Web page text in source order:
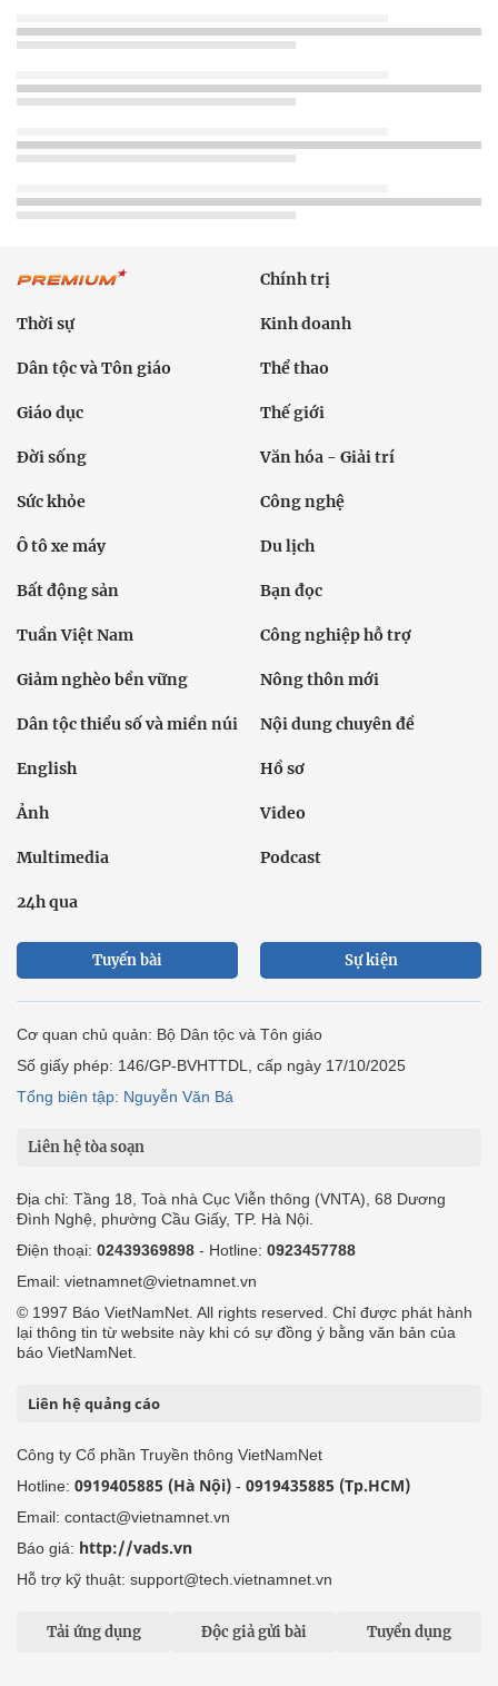
Chính trị
Thời sự Kinh doanh
Dân tộc và Tôn giáo Thể thao
Giáo dục Thế giới
Đời sống Văn hóa - Giải trí
Sức khỏe Công nghệ
Ô tô xe máy Du lịch
Bất động sản Bạn đọc
Tuần Việt Nam Công nghiệp hỗ trợ
Giảm nghèo bền vững Nông thôn mới
Dân tộc thiểu số và miền núi Nội dung chuyên đề
English Hồ sơ
Ảnh Video
Multimedia Podcast
24h qua
Tuyến bài Sự kiện
Cơ quan chủ quản: Bộ Dân tộc và Tôn giáo
Số giấy phép: 146/GP-BVHTTDL, cấp ngày 17/10/2025
Tổng biên tập: Nguyễn Văn Bá
Liên hệ tòa soạn
Địa chỉ: Tầng 18, Toà nhà Cục Viễn thông (VNTA), 68 Dương
Đình Nghệ, phường Cầu Giấy, TP. Hà Nội.
Điện thoại: 02439369898 - Hotline: 0923457788
Email: vietnamnet@vietnamnet.vn
© 1997 Báo VietNamNet. All rights reserved. Chỉ được phát hành
lại thông tin từ website này khi có sự đồng ý bằng văn bản của
báo VietNamNet.
Liên hệ quảng cáo
Công ty Cổ phần Truyền thông VietNamNet
Hotline: 0919405885 (Hà Nội) - 0919435885 (Tp.HCM)
Email: contact@vietnamnet.vn
Báo giá: http://vads.vn
Hỗ trợ kỹ thuật: support@tech.vietnamnet.vn
Tải ứng dụng Độc giả gửi bài Tuyển dụng